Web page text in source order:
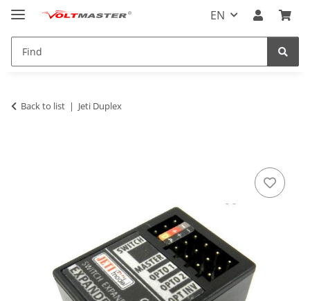
EN
Back to list Jeti Duplex